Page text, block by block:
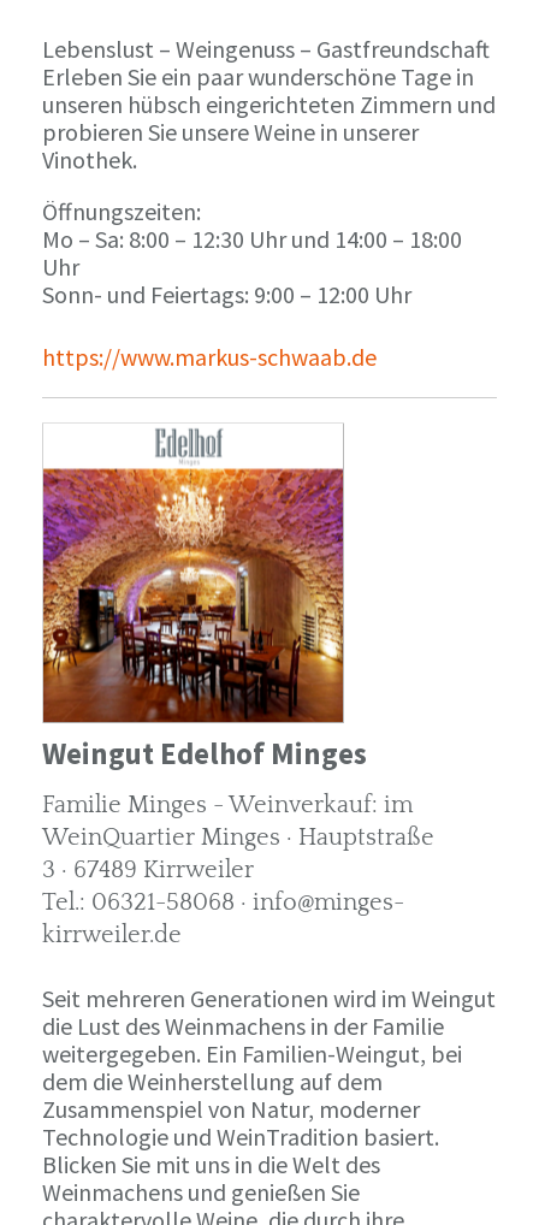
Lebenslust – Weingenuss – Gastfreundschaft
Erleben Sie ein paar wunderschöne Tage in
unseren hübsch eingerichteten Zimmern und
probieren Sie unsere Weine in unserer
Vinothek.
Öffnungszeiten:
Mo – Sa: 8:00 – 12:30 Uhr und 14:00 – 18:00
Uhr
Sonn- und Feiertags: 9:00 – 12:00 Uhr
https://www.markus-schwaab.de
Weingut Edelhof Minges
Familie Minges - Weinverkauf: im
WeinQuartier Minges · Hauptstraße
3 · 67489 Kirrweiler
Tel.: 06321-58068 · info@minges-
kirrweiler.de
Seit mehreren Generationen wird im Weingut
die Lust des Weinmachens in der Familie
weitergegeben. Ein Familien-Weingut, bei
dem die Weinherstellung auf dem
Zusammenspiel von Natur, moderner
Technologie und WeinTradition basiert.
Blicken Sie mit uns in die Welt des
Weinmachens und genießen Sie